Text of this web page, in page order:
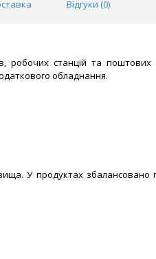
Відгуки (0)
станцій та поштових
обладнання.
У продуктах